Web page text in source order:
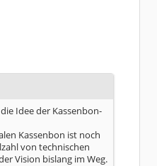
Idee der Kassenbon-
Kassenbon ist noch
von technischen
Vision bislang im Weg.